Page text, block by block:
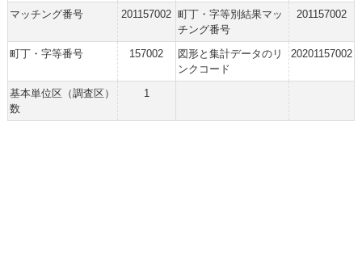
マッチング番号
201157002 町丁・字等別結果マッ
チング番号
201157002
町丁・字等番号 157002
図形と集計データのリ
ンクコード
20201157002
基本単位区（調査区）
数
1